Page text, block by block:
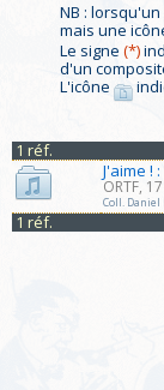
NB :
mais une
Le signe (*)
d'un
L'icône
1 réf.
J'aime ! :
ORTF,
Coll.
1 réf.